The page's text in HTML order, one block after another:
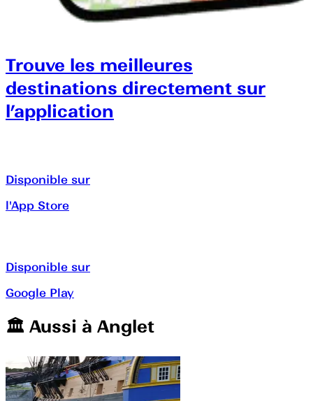
Trouve les meilleures
destinations directement sur
l’application
Disponible sur
l'App Store
Disponible sur
Google Play
🏛️️ Aussi à Anglet